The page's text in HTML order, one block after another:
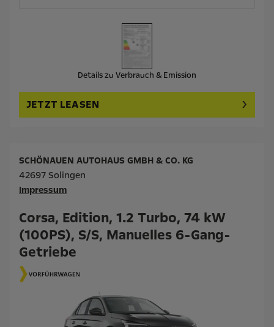
Details zu Verbrauch & Emission
JETZT LEASEN
Corsa, Edition, 1.2 Turbo, 74 kW
(100PS), S/S, Manuelles 6-Gang-
Getriebe
SCHÖNAUEN AUTOHAUS GMBH & CO. KG
42697 Solingen
Impressum